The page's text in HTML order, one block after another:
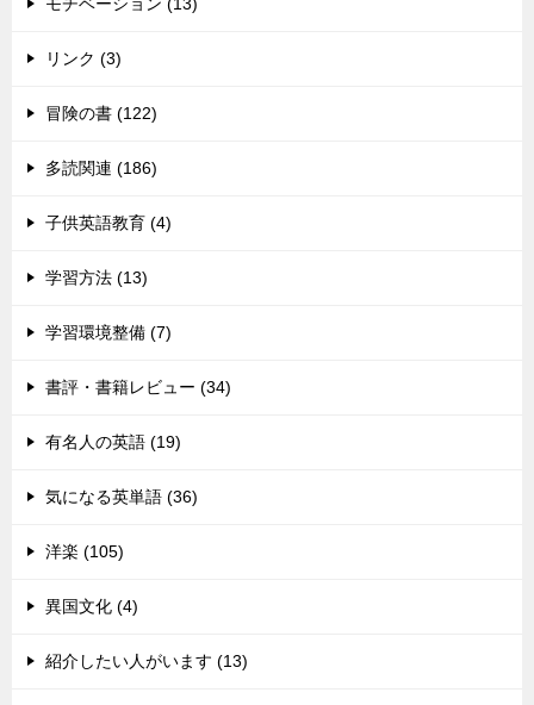
モチベーション (13)
リンク (3)
冒険の書 (122)
多読関連 (186)
子供英語教育 (4)
学習方法 (13)
学習環境整備 (7)
書評・書籍レビュー (34)
有名人の英語 (19)
気になる英単語 (36)
洋楽 (105)
異国文化 (4)
紹介したい人がいます (13)